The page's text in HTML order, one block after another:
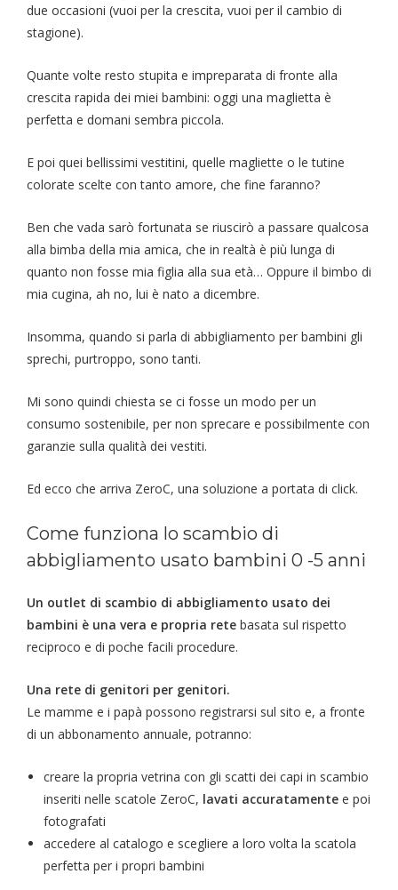
due occasioni (vuoi per la crescita, vuoi per il cambio di
stagione).
Quante volte resto stupita e impreparata di fronte alla
crescita rapida dei miei bambini: oggi una maglietta è
perfetta e domani sembra piccola.
E poi quei bellissimi vestitini, quelle magliette o le tutine
colorate scelte con tanto amore, che fine faranno?
Ben che vada sarò fortunata se riuscirò a passare qualcosa
alla bimba della mia amica, che in realtà è più lunga di
quanto non fosse mia figlia alla sua età… Oppure il bimbo di
mia cugina, ah no, lui è nato a dicembre.
Insomma, quando si parla di abbigliamento per bambini gli
sprechi, purtroppo, sono tanti.
Mi sono quindi chiesta se ci fosse un modo per un
consumo sostenibile, per non sprecare e possibilmente con
garanzie sulla qualità dei vestiti.
Ed ecco che arriva ZeroC, una soluzione a portata di click.
Come funziona lo scambio di
abbigliamento usato bambini 0 -5 anni
Un outlet di scambio di abbigliamento usato dei
bambini è una vera e propria rete basata sul rispetto
reciproco e di poche facili procedure.
Una rete di genitori per genitori.
Le mamme e i papà possono registrarsi sul sito e, a fronte
di un abbonamento annuale, potranno:
creare la propria vetrina con gli scatti dei capi in scambio
inseriti nelle scatole ZeroC, lavati accuratamentee poi
fotografati
accedere al catalogo e scegliere a loro volta la scatola
perfetta per i propri bambini